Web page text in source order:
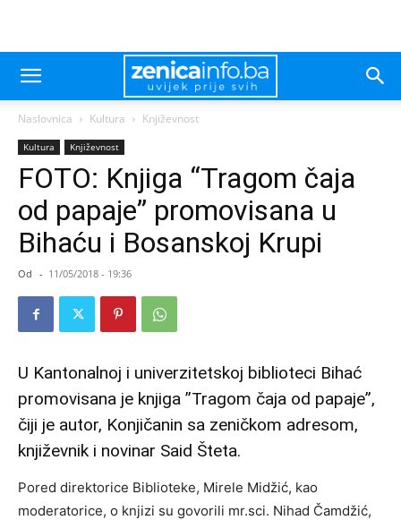
Naslovnica Kultura Književnost
Kultura Književnost
FOTO: Knjiga “Tragom čaja
od papaje” promovisana u
Bihaću i Bosanskoj Krupi
Od - 11/05/2018 - 19:36
U Kantonalnoj i univerzitetskoj biblioteci Bihać
promovisana je knjiga ”Tragom čaja od papaje”,
čiji je autor, Konjičanin sa zeničkom adresom,
književnik i novinar Said Šteta.
Pored direktorice Biblioteke, Mirele Midžić, kao
moderatorice, o knjizi su govorili mr.sci. Nihad Čamdžić,